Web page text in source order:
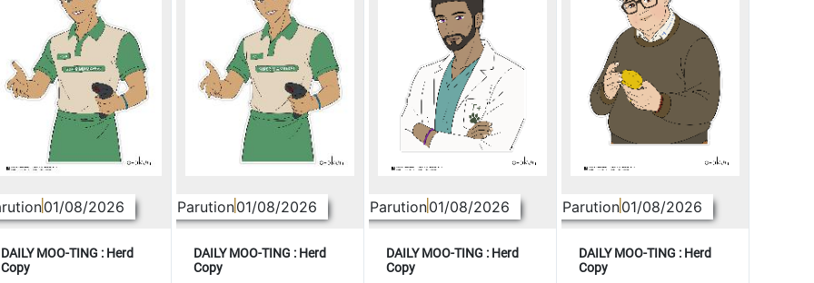
01/08/2026
DAILY MOO-TING : Herd
Copy
Parution01/08/2026
DAILY MOO-TING : Herd
Copy
Parution01/08/2026
DAILY MOO-TING : Herd
Copy
Parution01/08/2026
DAILY MOO-TING : Herd
Copy